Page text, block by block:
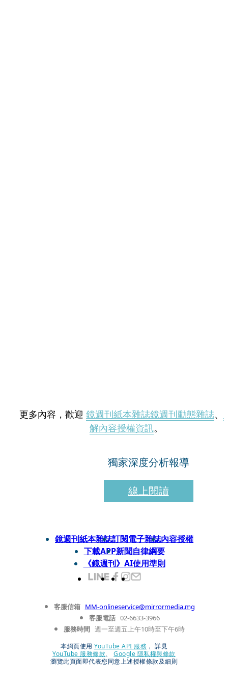
更多內容，歡迎 鏡週刊紙本雜誌鏡週刊動態雜誌、
解內容授權資訊。
獨家深度分析報導
線上閱讀
鏡週刊紙本雜誌訂閱電子雜誌內容授權
下載APP新聞自律綱要
《鏡週刊》AI使用準則
客服信箱 MM-onlineservice@mirrormedia.mg
客服電話 02-6633-3966
服務時間 週一至週五上午10時至下午6時
本網頁使用 YouTube API 服務 ， 詳見
YouTube 服務條款、
Google 隱私權與條款
瀏覽此頁面即代表您同意上述授權條款及細則